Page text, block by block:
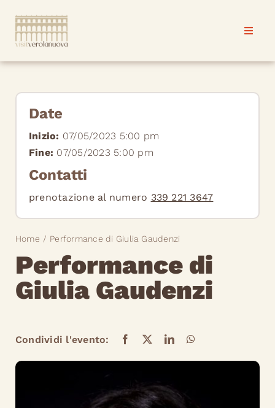
contenuto
Toggle
Verolanuova
Contatti
Toggle
Verolanuova
Contatti
Home Performance di Giulia Gaudenzi
Performance di
Giulia Gaudenzi
Condividi l'evento:
Date
Inizio: 07/05/2023 5:00 pm
Fine: 07/05/2023 5:00 pm
Contatti
prenotazione al numero 339 221 3647